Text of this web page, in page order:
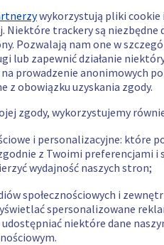
wykorzystują pliki cookie
trackery są niezbędne
Pozwalają nam one w
lub zapewnić działanie
prowadzenie anonimowych
z obowiązku uzyskania zgody.
zgody, wykorzystujemy
i personalizacyjne: które
z Twoimi preferencjami i
wydajność naszych stron;
społecznościowych i
spersonalizowane
niektóre dane